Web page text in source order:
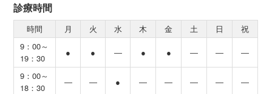
診療時間
時間 月 火 水 木 金 土 日
祝
9：00～
19：30
● ● ― ● ● ― ― ―
9：00～
18：30
― ― ● ― ― ― ― ―